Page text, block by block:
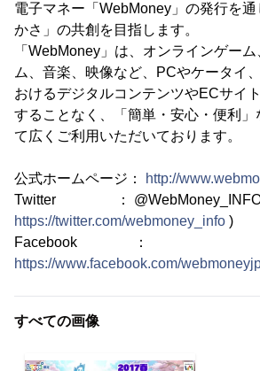
電子マネー「WebMoney」の発行を
かさ」の共創を目指します。
「WebMoney」は、オンラインゲー
ム、音楽、映像など、PCやケータイ
おけるデジタルコンテンツやECサイ
することなく、「簡単・安心・便利」
て広くご利用いただいております。
公式ホームページ：
http://
Twitter ：
https://twitter.com/webmoney_info )
Facebook ：
https://www.facebook.com/
すべての画像